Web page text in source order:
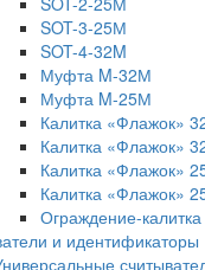
SOT-3-25М
SOT-4-32M
Муфта M-32М
Муфта M-25М
Калитка «Флажок»
Калитка «Флажок»
Калитка «Флажок»
Калитка «Флажок»
Ограждение-
и идентификаторы